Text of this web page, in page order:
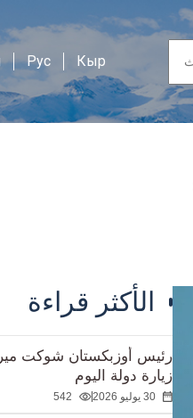
Кыр
Рус
الأكثر قراءة
رئيس أوزبكستان شوكت
زيارة دولة اليوم
30 يوليو 2026 542